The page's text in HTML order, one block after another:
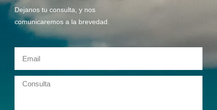
Dejanos tu consulta, y nos
comunicaremos a la brevedad.